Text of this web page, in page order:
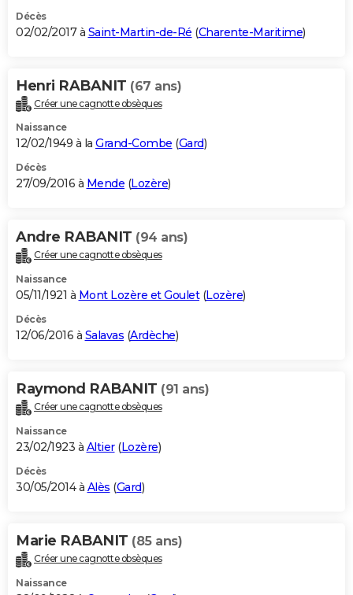
Décès
02/02/2017 à Saint-Martin-de-Ré (Charente-Maritime)
Henri RABANIT (67 ans)
Créer une cagnotte obsèques
Naissance
12/02/1949 à la Grand-Combe (Gard)
Décès
27/09/2016 à Mende (Lozère)
Andre RABANIT (94 ans)
Créer une cagnotte obsèques
Naissance
05/11/1921 à Mont Lozère et Goulet(Lozère)
Décès
12/06/2016 à Salavas (Ardèche)
Raymond RABANIT (91 ans)
Créer une cagnotte obsèques
Naissance
23/02/1923 à Altier(Lozère)
Décès
30/05/2014 à Alès (Gard)
Marie RABANIT (85 ans)
Créer une cagnotte obsèques
Naissance